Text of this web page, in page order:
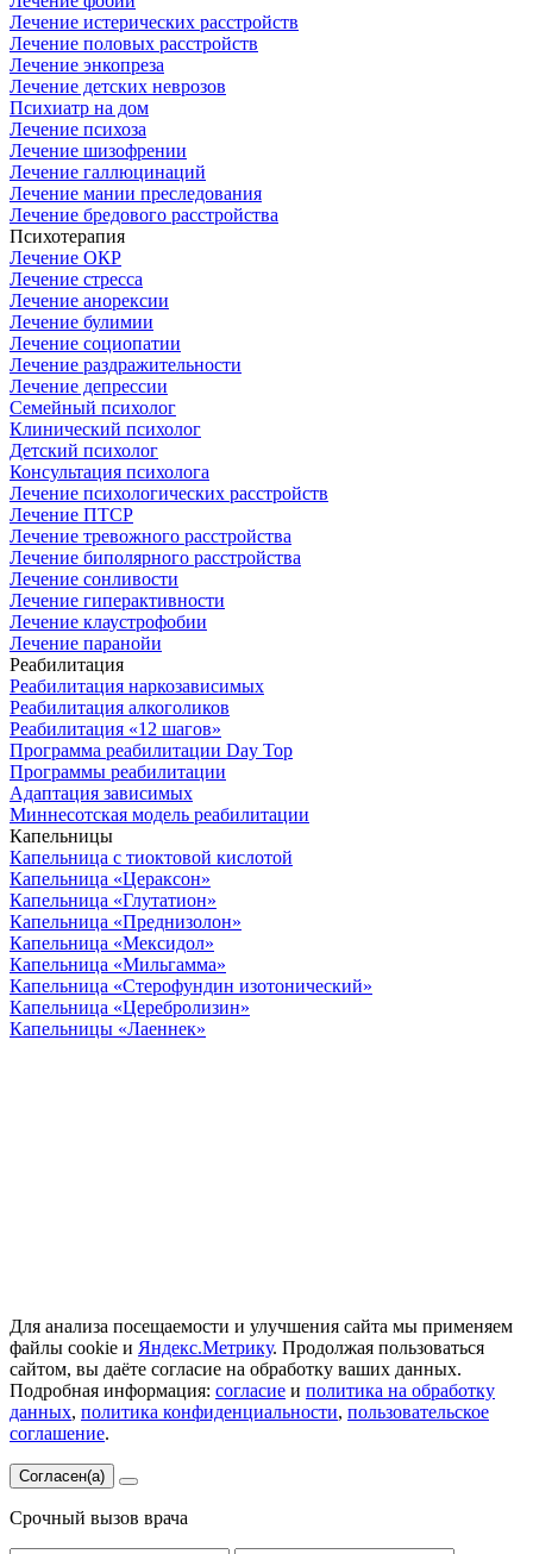
Лечение истерических расстройств
Лечение половых расстройств
Лечение энкопреза
Лечение детских неврозов
Психиатр на дом
Лечение психоза
Лечение шизофрении
Лечение галлюцинаций
Лечение мании преследования
Лечение бредового расстройства
Психотерапия
Лечение ОКР
Лечение стресса
Лечение анорексии
Лечение булимии
Лечение социопатии
Лечение раздражительности
Лечение депрессии
Семейный психолог
Клинический психолог
Детский психолог
Консультация психолога
Лечение психологических расстройств
Лечение ПТСР
Лечение тревожного расстройства
Лечение биполярного расстройства
Лечение сонливости
Лечение гиперактивности
Лечение клаустрофобии
Лечение паранойи
Реабилитация
Реабилитация наркозависимых
Реабилитация алкоголиков
Реабилитация «12 шагов»
Программа реабилитации Day Top
Программы реабилитации
Адаптация зависимых
Миннесотская модель реабилитации
Капельницы
Капельница с тиоктовой кислотой
Капельница «Цераксон»
Капельница «Глутатион»
Капельница «Преднизолон»
Капельница «Мексидол»
Капельница «Мильгамма»
Капельница «Стерофундин изотонический»
Капельница «Церебролизин»
Капельницы «Лаеннек»
Для анализа посещаемости и улучшения сайта мы применяем
файлы cookie и Яндекс.Метрику. Продолжая пользоваться
сайтом, вы даёте согласие на обработку ваших данных.
Подробная информация: согласие и политика на обработку
данных, политика конфиденциальности, пользовательское
соглашение.
Согласен(а)
Срочный вызов врача